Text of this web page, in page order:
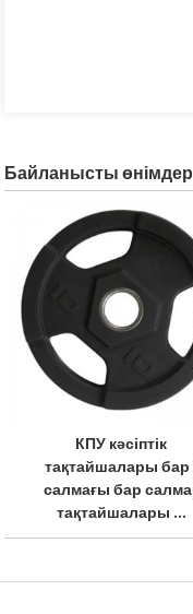
Байланысты өнімдер
Олимпиадалық сұр сұр
Хаммертон шойын
салмақ тасталды ...